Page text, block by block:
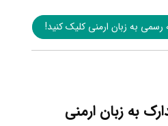
به زبان ارمنی کلیک کنید!
به زبان ارمنی